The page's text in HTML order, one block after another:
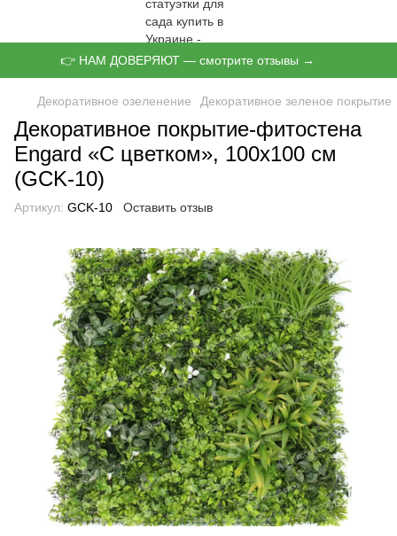
👉 НАМ ДОВЕРЯЮТ — смотрите отзывы →
Декоративное озеленение Декоративное зеленое покрытие
Декоративное покрытие-фитостена
Engard «С цветком», 100х100 см
(GCK-10)
Артикул: GCK-10 Оставить отзыв